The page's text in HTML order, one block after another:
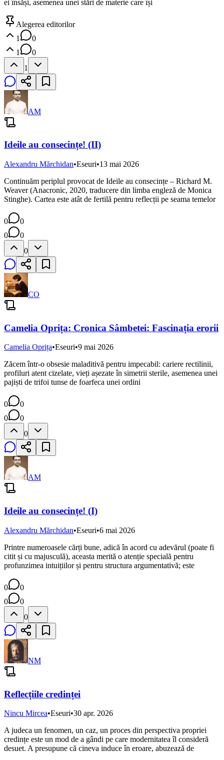
ei însăși, asemenea unei stări de materie care își
Alegerea editorilor
1
0
1
0
1
AM
Ideile au consecințe! (II)
Alexandru Mărchidan•Eseuri•13 mai 2026
Continuăm periplul provocat de Ideile au consecințe – Richard M.
Weaver (Anacronic, 2020, traducere din limba engleză de Monica
Stinghe). Cartea este atât de fertilă pentru reflecții pe seama temelor
0
0
0
0
0
CO
Camelia Oprița: Cronica Sâmbetei: Fascinația erorii
Camelia Oprița•Eseuri•9 mai 2026
Zăcem într-o obsesie maladitivă pentru impecabil: cariere rectilinii,
profiluri atent cizelate, vieți așezate în simetrii sterile, asemenea unei
pajiști de trifoi tunse de foarfeca unei ordini
0
0
0
0
0
AM
Ideile au consecințe! (I)
Alexandru Mărchidan•Eseuri•6 mai 2026
Printre numeroasele cărți bune, adică în acord cu adevărul (poate fi
citit și cu majusculă), aceasta merită o atenție specială pentru
profunzimea intuițiilor și pentru structura argumentativă; este
0
0
0
0
0
NM
Reflecțiile credinței
Nincu Mircea•Eseuri•30 apr. 2026
A judeca un fenomen, un caz, un proces din perspectiva propriei
credințe este un mod de a gândi pe care modernitatea îl consideră
desuet. A presupune că cineva induce în eroare, abuzează de